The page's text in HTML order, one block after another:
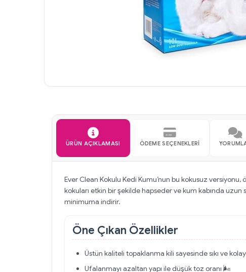
ÜRÜN AÇIKLAMASI ÖDEME SEÇENEKLERI
Ever Clean Kokulu Kedi Kumu’nun bu kokusuz
kokuları etkin bir şekilde hapseder ve kum kabında uzun
minimuma indirir.
Öne Çıkan Özellikler
Üstün kaliteli topaklanma kili sayesinde sıkı ve
Ufalanmayı azaltan yapı ile düşük toz oranı 🌬️